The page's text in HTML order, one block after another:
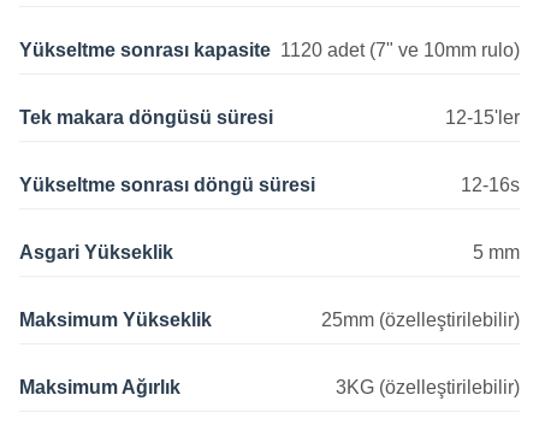
Yükseltme sonrası kapasite 1120 adet (7" ve 10mm rulo)
Tek makara döngüsü süresi 12-15'ler
Yükseltme sonrası döngü süresi 12-16s
Asgari Yükseklik 5 mm
Maksimum Yükseklik 25mm (özelleştirilebilir)
Maksimum Ağırlık 3KG (özelleştirilebilir)